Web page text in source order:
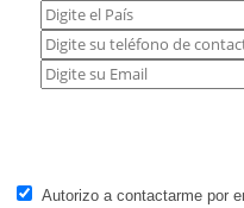
Autorizo a contactarme por